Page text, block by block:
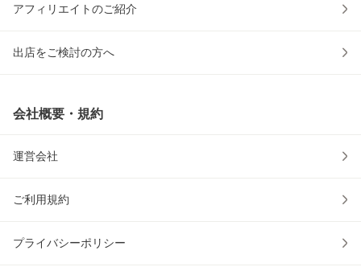
アフィリエイトのご紹介
出店をご検討の方へ
会社概要・規約
運営会社
ご利用規約
プライバシーポリシー